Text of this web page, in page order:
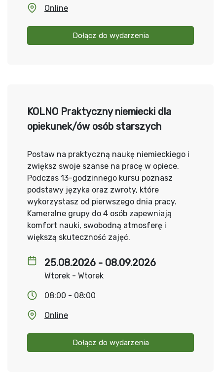
Online
Dołącz do wydarzenia
25.08.2026 - 08.09.2026
Wtorek - Wtorek
08:00 - 08:00
Online
Dołącz do wydarzenia
KOLNO Praktyczny niemiecki dla
opiekunek/ów osób starszych
Postaw na praktyczną naukę niemieckiego i
zwiększ swoje szanse na pracę w opiece.
Podczas 13-godzinnego kursu poznasz
podstawy języka oraz zwroty, które
wykorzystasz od pierwszego dnia pracy.
Kameralne grupy do 4 osób zapewniają
komfort nauki, swobodną atmosferę i
większą skuteczność zajęć.